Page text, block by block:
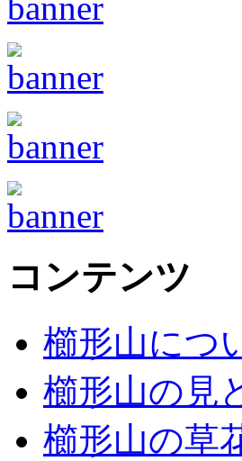
コンテンツ
櫛形山につ
櫛形山の見
櫛形山の草